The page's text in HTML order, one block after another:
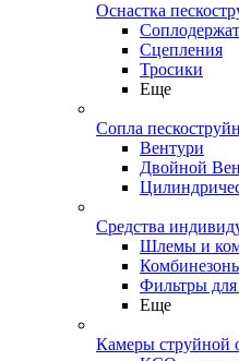
Оснастка
Сцепления
Тросики
Еще
Сопла
Вентури
Двойной
Средства
Шлемы и
Фильтры
Еще
Камеры струйной